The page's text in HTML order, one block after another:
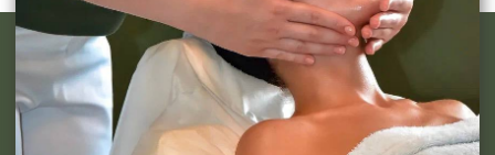
Буккальный массаж — это метод
ручной миофасциальной
коррекции лица, при котором
специалист работает не только по
поверхности кожи, но и с мышцами
через полость рта.